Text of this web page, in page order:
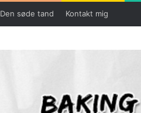
Den søde tand Kontakt mig